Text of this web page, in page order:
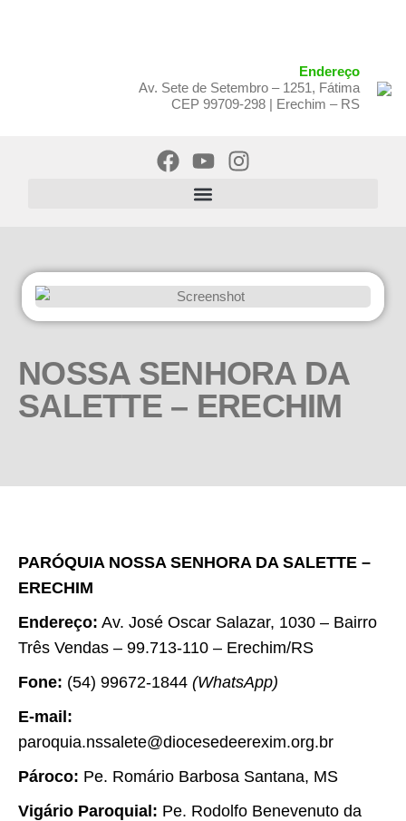
Endereço
Av. Sete de Setembro – 1251, Fátima
CEP 99709-298 | Erechim – RS
NOSSA SENHORA DA
SALETTE – ERECHIM
PARÓQUIA NOSSA SENHORA DA SALETTE –
ERECHIM
Endereço: Av. José Oscar Salazar, 1030 – Bairro
Três Vendas – 99.713-110 – Erechim/RS
Fone: (54) 99672-1844 (WhatsApp)
E-mail:
paroquia.nssalete@diocesedeerexim.org.br
Pároco: Pe. Romário Barbosa Santana, MS
Vigário Paroquial: Pe. Rodolfo Benevenuto da